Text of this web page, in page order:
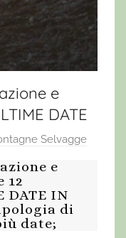
e
DATE
Selvagge
e
12
DATE IN
di
date;